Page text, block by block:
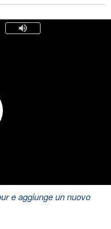
e aggiunge un nuovo